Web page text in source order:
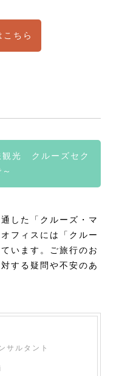
ちら
観光 クルーズセク
した「クルーズ・マ
フィスには「クルー
います。ご旅行のお
する疑問や不安のあ
サルタント